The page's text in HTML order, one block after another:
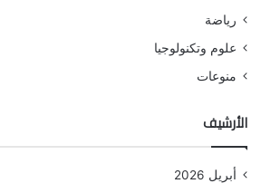
رياضة
علوم وتكنولوجيا
منوعات
الأرشيف
أبريل 2026